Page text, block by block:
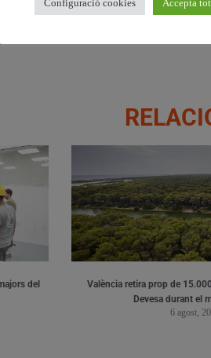
i s’ha de fer per mitjà d’una
del
València retira prop de
Devesa durant el
6 agost,
Configuració cookies Accepta tot